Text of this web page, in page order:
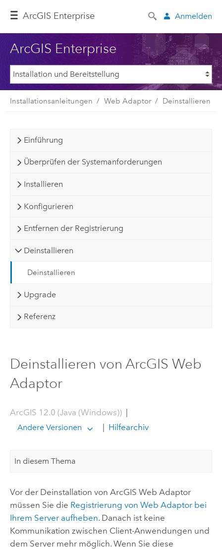
ArcGIS Enterprise Anmelden
ArcGIS Enterprise
Installationsanleitungen Web Adaptor Deinstallieren
Einführung
Überprüfen der Systemanforderungen
Installieren
Konfigurieren
Entfernen der Registrierung
Deinstallieren
Deinstallieren
Upgrade
Referenz
Deinstallieren von ArcGIS Web
Adaptor
ArcGIS 12.0 (Java (Windows))|
Andere Versionen Hilfearchiv
In diesem Thema
Vor der Deinstallation von ArcGIS Web Adaptor
müssen Sie die Registrierung von Web Adaptor bei
Ihrem Server aufheben. Danach ist keine
Kommunikation zwischen Client-Anwendungen und
dem Server mehr möglich.Wenn Sie diese